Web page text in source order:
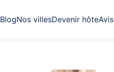
BlogNos villesDevenir hôteAvis